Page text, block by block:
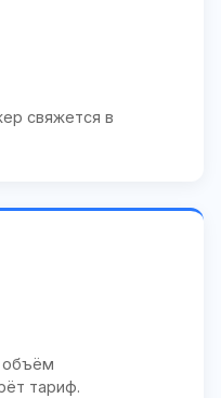
свяжется в
объём
тариф.